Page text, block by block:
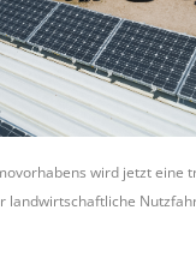
wird jetzt eine
landwirtschaftliche